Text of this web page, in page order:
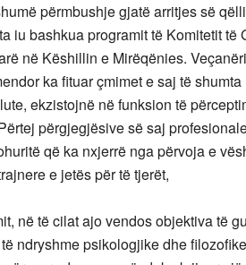
përmbushje gjatë arritjes së
iu bashkua programit të Komitetit të
në Këshillin e Mirëqënies.
ka fituar çmimet e saj të
ekzistojnë në funksion të
përgjegjësive së saj
që ka nxjerrë nga përvoja e
e jetës për të tjerët,
në të cilat ajo vendos objektiva të
ndryshme psikologjike dhe